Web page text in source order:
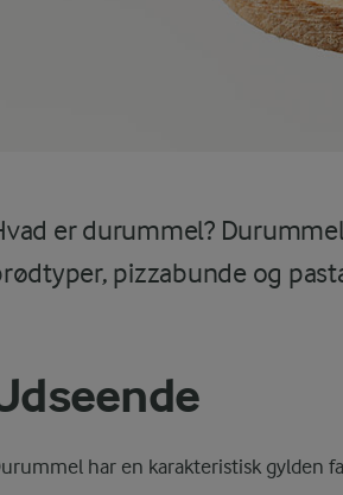
er durummel?
pizzabunde og
har en karakteristisk gylden